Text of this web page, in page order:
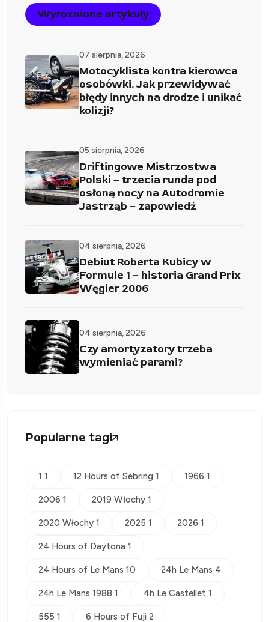
Wyróżnione artykuły
07 sierpnia, 2026
Motocyklista kontra kierowca
osobówki. Jak przewidywać
błędy innych na drodze i unikać
kolizji?
05 sierpnia, 2026
Driftingowe Mistrzostwa
Polski – trzecia runda pod
osłoną nocy na Autodromie
Jastrząb – zapowiedź
04 sierpnia, 2026
Debiut Roberta Kubicy w
Formule 1 – historia Grand Prix
Węgier 2006
04 sierpnia, 2026
Czy amortyzatory trzeba
wymieniać parami?
Popularne tagi
1 1 12 Hours of Sebring 1 1966 1
2006 1 2019 Włochy 1
2020 Włochy 1 2025 1 2026 1
24 Hours of Daytona 1
24 Hours of Le Mans 10 24h Le Mans 4
24h Le Mans 1988 1 4h Le Castellet 1
555 1 6 Hours of Fuji 2